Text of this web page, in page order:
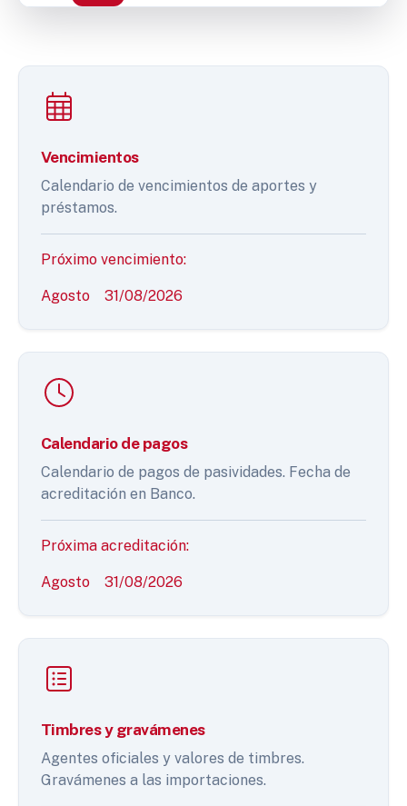
Vencimientos
Calendario de vencimientos de aportes y
préstamos.
Próximo vencimiento:
Agosto 31/08/2026
Calendario de pagos
Calendario de pagos de pasividades. Fecha de
acreditación en Banco.
Próxima acreditación:
Agosto 31/08/2026
Timbres y gravámenes
Agentes oficiales y valores de timbres.
Gravámenes a las importaciones.